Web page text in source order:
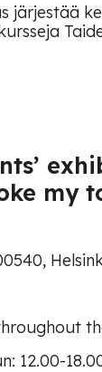
järjestää
my
12.00-